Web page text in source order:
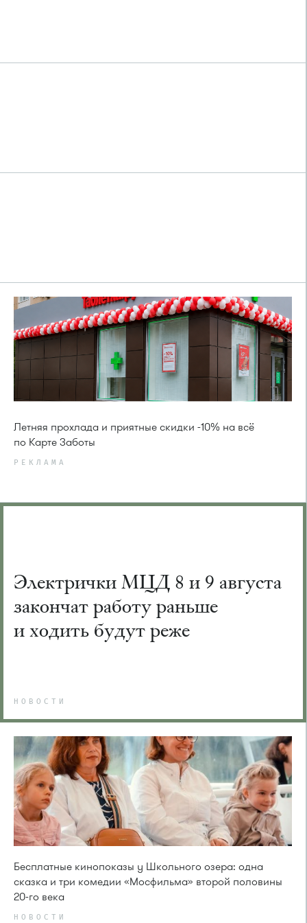
Летняя прохлада и приятные скидки -10% на всё
по Карте Заботы
РЕКЛАМА
Электрички МЦД 8 и 9 августа
закончат работу раньше
и ходить будут реже
НОВОСТИ
Бесплатные кинопоказы у Школьного озера: одна
сказка и три комедии «Мосфильма» второй половины
20-го века
НОВОСТИ